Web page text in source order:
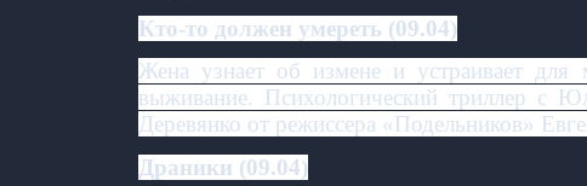
Кто-то должен умереть (09.04)
Жена узнает об измене и устраивает
выживание. Психологический триллер с
Деревянко от режиссера «Подельников»
Драники (09.04)